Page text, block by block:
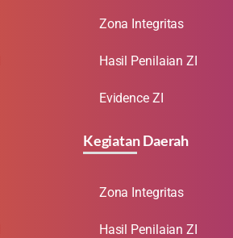
Zona Integritas
Hasil Penilaian ZI
Evidence ZI
Kegiatan Daerah
Zona Integritas
Hasil Penilaian ZI